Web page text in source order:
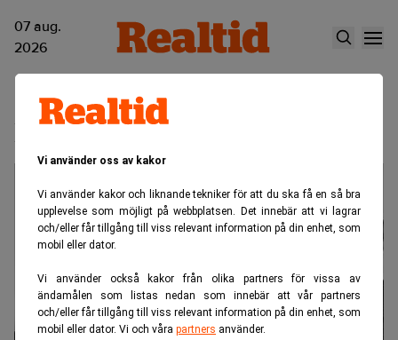
Vi använder oss av kakor
Vi använder kakor och liknande tekniker för att du ska få en så bra
upplevelse som möjligt på webbplatsen. Det innebär att vi lagrar
och/eller får tillgång till viss relevant information på din enhet, som
mobil eller dator.
Vi använder också kakor från olika partners för vissa av
ändamålen som listas nedan som innebär att vår partners
och/eller får tillgång till viss relevant information på din enhet, som
mobil eller dator. Vi och våra partners använder.
07 aug.
2026
Lundingruppen